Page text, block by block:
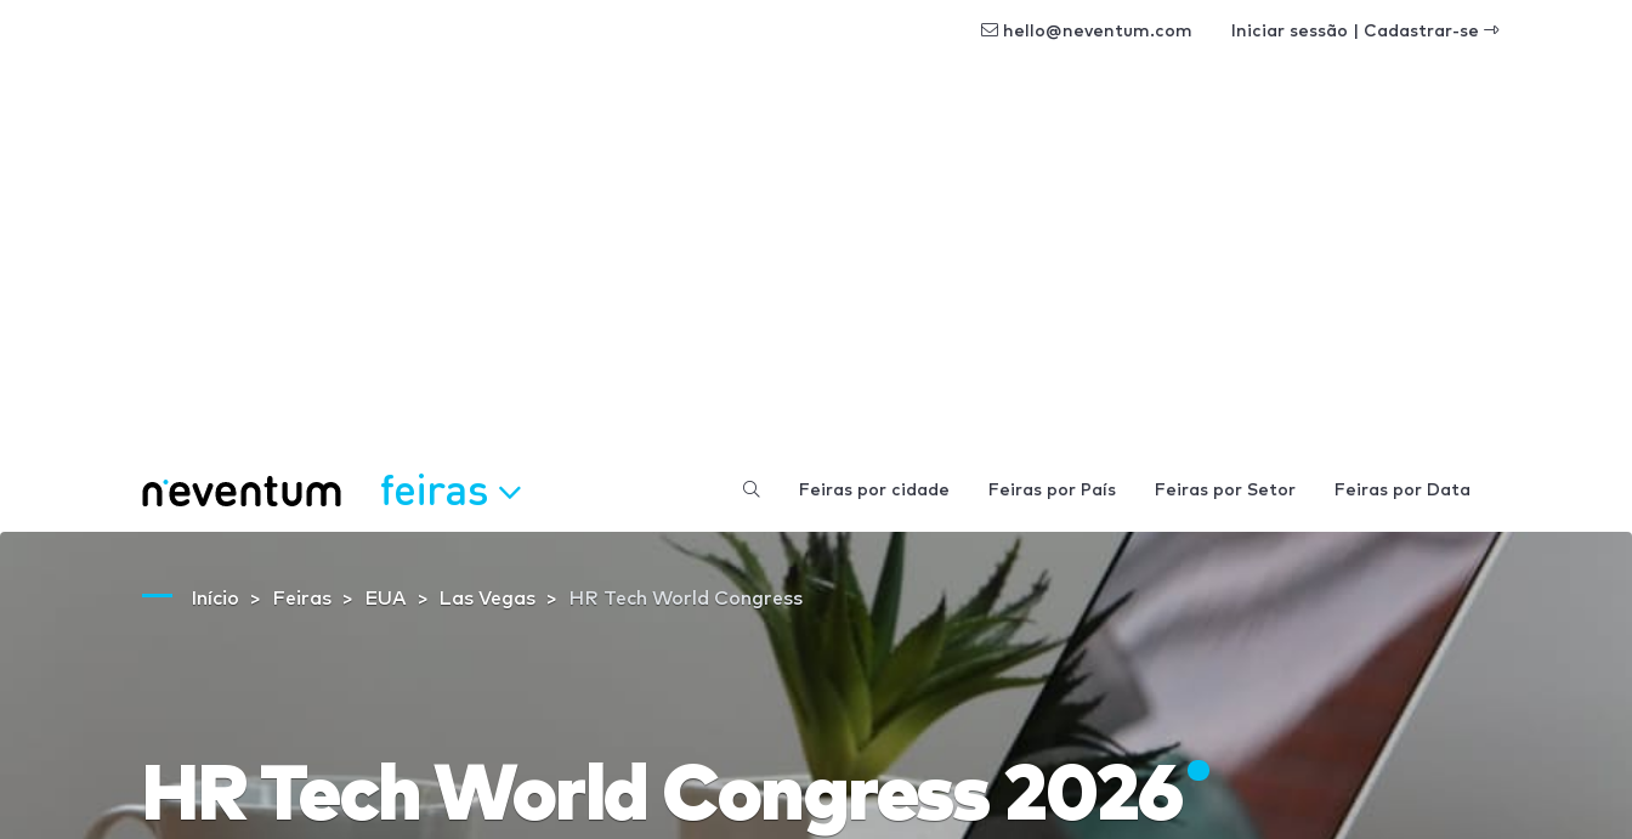
hello@neventum.com Iniciar sessão | Cadastrar-se
feiras Feiras por cidade Feiras por País Feiras por Setor Feiras por Data
Início Feiras EUA Las Vegas HR Tech World Congress
HR Tech World Congress 2026